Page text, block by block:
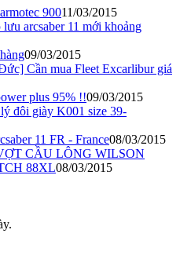
90011/03/2015
lưu arcsaber 11 mới khoảng
09/03/2015
Cần mua Fleet Excarlibur giá
plus 95% !!09/03/2015
đôi giày K001 size 39-
11 FR - France08/03/2015
CẦU LÔNG WILSON
88XL08/03/2015